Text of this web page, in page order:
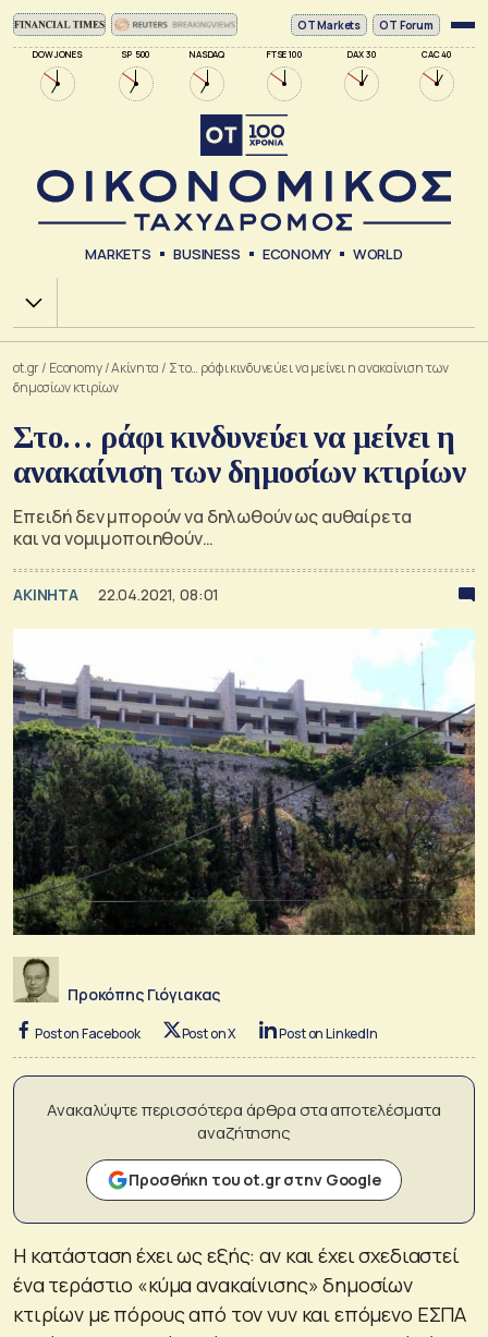
DOW JONES SP 500 NASDAQ FTSE 100 DAX 30 CAC 40
ΟΤ Markets OT Forum
MARKETS BUSINESS ECONOMY WORLD
Χ.Α.
ot.gr/ Economy/Ακίνητα / Στο… ράφι κινδυνεύει να μείνει η ανακαίνιση των
δημοσίων κτιρίων
Στο… ράφι κινδυνεύει να μείνει η
ανακαίνιση των δημοσίων κτιρίων
Επειδή δεν μπορούν να δηλωθούν ως αυθαίρετα
και να νομιμοποιηθούν…
ΑΚΙΝΗΤΑ 22.04.2021, 08:01
Προκόπης Γιόγιακας
Post on Facebook Post on X Post on LinkedIn
Ανακαλύψτε περισσότερα άρθρα στα αποτελέσματα
αναζήτησης
Προσθήκη του ot.gr στην Google
Η κατάσταση έχει ως εξής: αν και έχει σχεδιαστεί
ένα τεράστιο «κύμα ανακαίνισης» δημοσίων
κτιρίων με πόρους από τον νυν και επόμενο ΕΣΠΑ